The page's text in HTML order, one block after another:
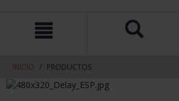
contenido
navegacin
INICIO PRODUCTOS